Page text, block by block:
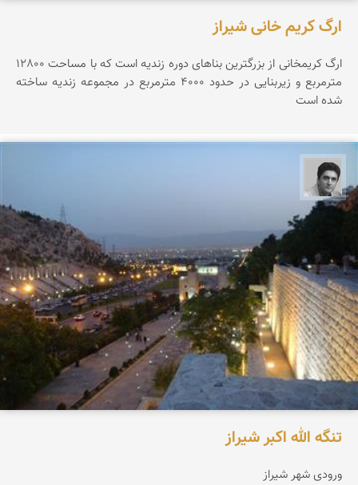
ارگ کریم خانی شیراز
ارگ کریمخانی از بزرگترین بناهای دوره زندیه است که با مساحت 12800
مترمربع و زیربنایی در حدود 4000 مترمربع در مجموعه زندیه ساخته
شده است
تنگه الله اکبر شیراز
ورودی شهر شیراز